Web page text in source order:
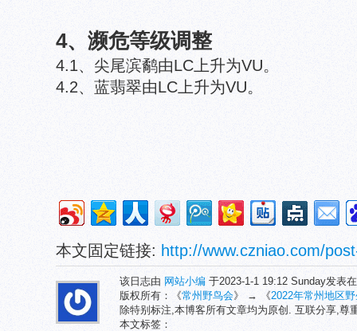
4、濒危等级调整
4.1、尖尾滨鹬由LC上升为VU。
4.2、蓝翡翠由LC上升为VU。
本文固定链接: http://www.czniao.com/
该日志由 网站小编 于2023-1-1 19:12 Sunday发表
版权所有：《常州野鸟会》 → 《2022年常州地区
除特别标注,本博客所有文章均为原创. 互联分享,尊
本文标签：